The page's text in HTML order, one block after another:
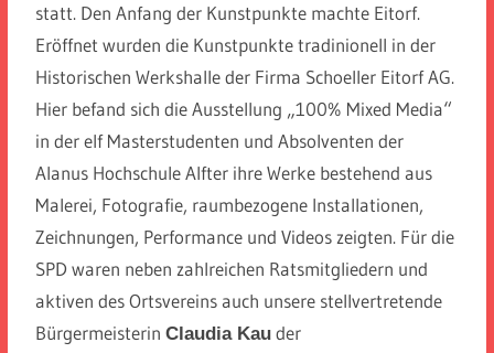
statt. Den Anfang der Kunstpunkte machte Eitorf.
Eröffnet wurden die Kunstpunkte tradinionell in der
Historischen Werkshalle der Firma Schoeller Eitorf AG.
Hier befand sich die Ausstellung „100% Mixed Media“
in der elf Masterstudenten und Absolventen der
Alanus Hochschule Alfter ihre Werke bestehend aus
Malerei, Fotografie, raumbezogene Installationen,
Zeichnungen, Performance und Videos zeigten. Für die
SPD waren neben zahlreichen Ratsmitgliedern und
aktiven des Ortsvereins auch unsere stellvertretende
BürgermeisterinClaudia Kau der